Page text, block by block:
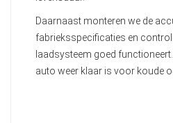
Daarnaast monteren we de
fabrieksspecificaties en
laadsysteem goed
auto weer klaar is voor koude